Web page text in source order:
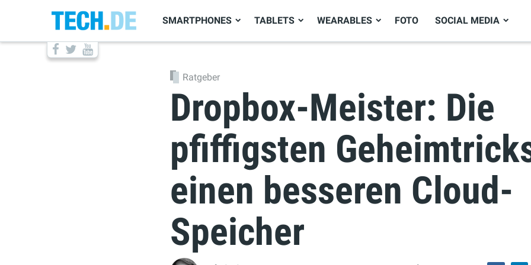
SMARTPHONES TABLETS WEARABLES FOTO SOCIAL MEDIA
Ratgeber
Dropbox-Meister: Die
pfiffigsten
einen besseren Cloud-
Speicher